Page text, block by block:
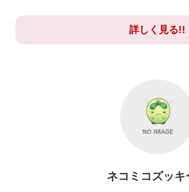
詳しく見る!!
ネコミコズッキ